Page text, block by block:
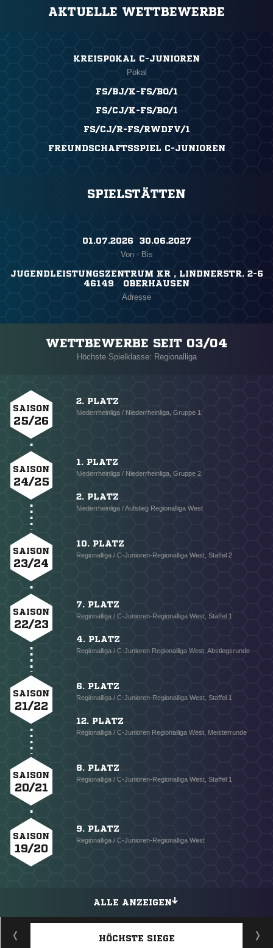
AKTUELLE WETTBEWERBE
KREISPOKAL C-JUNIOREN
Pokal
FS/BJ/K-FS/BO/1
FS/CJ/K-FS/BO/1
FS/CJ/R-FS/RWDFV/1
FREUNDSCHAFTSSPIEL C-JUNIOREN
SPIELSTÄTTEN
01.07.2026 ​ 30.06.2027
Von - Bis
JUGENDLEISTUNGSZENTRUM KR , LINDNERSTR. 2-6
46149 OBERHAUSEN
Adresse
WETTBEWERBE SEIT 03/04
Höchste Spielklasse: Regionalliga
SAISON
25/26
2. PLATZ
Niederrheinliga / Niederrheinliga, Gruppe 1
SAISON
24/25
1. PLATZ
Niederrheinliga / Niederrheinliga, Gruppe 2
2. PLATZ
Niederrheinliga / Aufstieg Regionalliga West
SAISON
23/24
10. PLATZ
Regionalliga / C-Junioren-Regionalliga West, Staffel 2
SAISON
22/23
7. PLATZ
Regionalliga / C-Junioren-Regionalliga West, Staffel 1
4. PLATZ
Regionalliga / C-Junioren Regionalliga West, Abstiegsrunde
SAISON
21/22
6. PLATZ
Regionalliga / C-Junioren-Regionalliga West, Staffel 1
12. PLATZ
Regionalliga / C-Junioren Regionalliga West, Meisterrunde
SAISON
20/21
8. PLATZ
Regionalliga / C-Junioren-Regionalliga West, Staffel 1
SAISON
19/20
9. PLATZ
Regionalliga / C-Junioren-Regionalliga West
ALLE ANZEIGEN
HÖCHSTE SIEGE